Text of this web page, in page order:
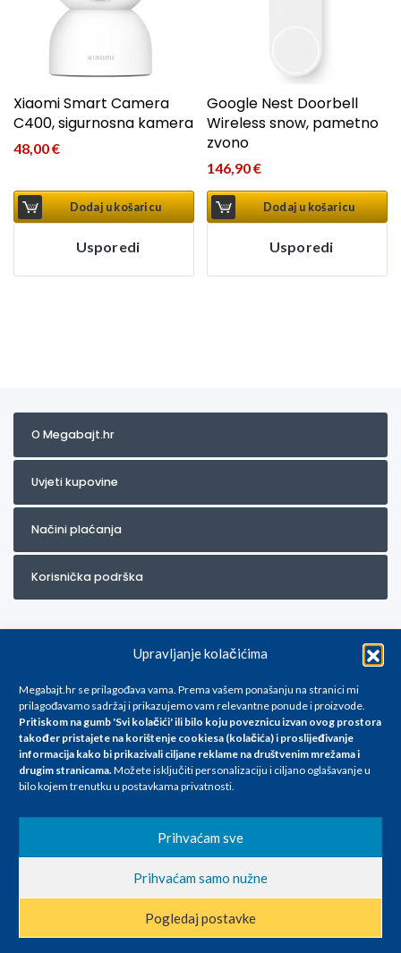
Upravljanje kolačićima
Megabajt.hr se prilagođava vama. Prema vašem ponašanju na stranici mi
prilagođavamo sadržaj i prikazujemo vam relevantne ponude i proizvode.
Pritiskom na gumb 'Svi kolačići' ili bilo koju poveznicu izvan ovog prostora
također pristajete na korištenje cookiesa (kolačića) i proslijeđivanje
informacija kako bi prikazivali ciljane reklame na društvenim mrežama i
drugim stranicama.Možete isključiti personalizaciju i ciljano oglašavanje u
bilo kojem trenutku u postavkama privatnosti.
Prihvaćam sve
Prihvaćam samo nužne
Pogledaj postavke
Xiaomi Smart Camera
C400, sigurnosna kamera
48,00€
Dodaj u košaricu
Usporedi
Google Nest Doorbell
Wireless snow, pametno
zvono
146,90€
Dodaj u košaricu
Usporedi
O Megabajt.hr
Uvjeti kupovine
Načini plaćanja
Korisnička podrška
Za artikle kojih trenutno nema u ponudi obratite nam se na
info@megabajt.hr. Sve cijene su informativnog karaktera i podložne su
promjenama, a
iskazane su za avansno plaćanje(gotovina) u Eurima i uključuju PDV. Sve
se razlikovati od cijena u našim poslovnicama. Trudimo se dati što bolji
i točniji opis i sliku. Unatoč tome, ne možemo garantirati da su svi
nastale u opisu proizvoda, greške prilikom štampanja te promjene
cijena.